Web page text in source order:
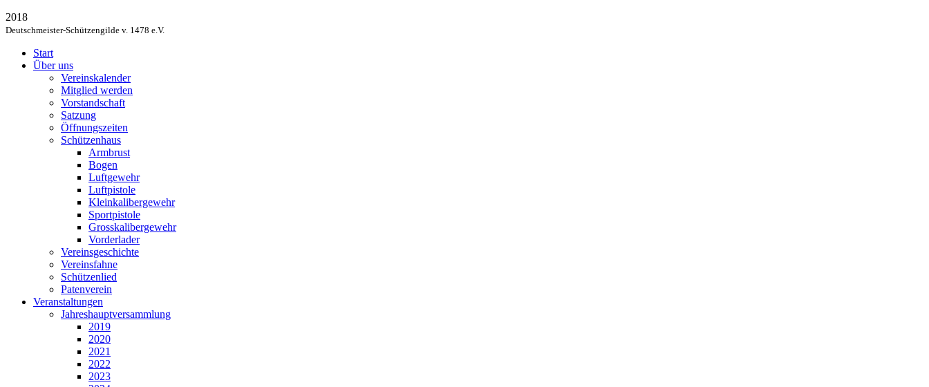
2018
Deutschmeister-Schützengilde v. 1478 e.V.
Start
Über uns
Vereinskalender
Mitglied werden
Vorstandschaft
Satzung
Öffnungszeiten
Schützenhaus
Armbrust
Bogen
Luftgewehr
Luftpistole
Kleinkalibergewehr
Sportpistole
Grosskalibergewehr
Vorderlader
Vereinsgeschichte
Vereinsfahne
Schützenlied
Patenverein
Veranstaltungen
Jahreshauptversammlung
2019
2020
2021
2022
2023